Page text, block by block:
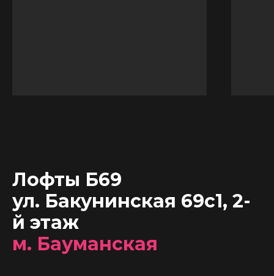
Лофты Б69
ул. Бакунинская 69с1, 2-
й этаж
м. Бауманская